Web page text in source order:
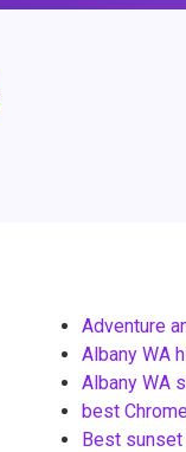
Adventure
Albany WA
Albany WA
best
Best